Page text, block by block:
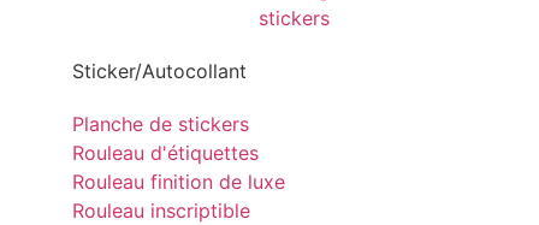
Sticker/Autocollant
Planche de stickers
Rouleau d'étiquettes
Rouleau finition de luxe
Rouleau inscriptible